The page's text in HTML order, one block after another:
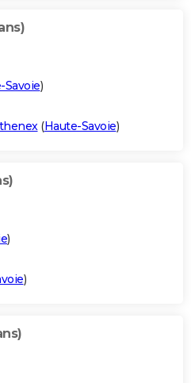
Savoie)
(Haute-Savoie)
)
)